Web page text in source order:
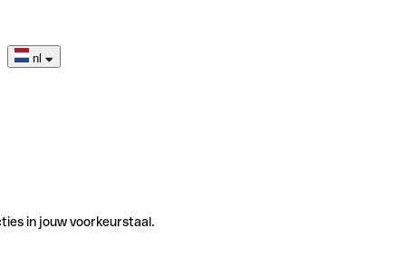
nl
in jouw voorkeurstaal.